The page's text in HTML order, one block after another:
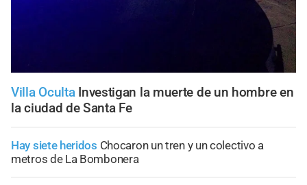
Villa Oculta Investigan la muerte de un hombre en
la ciudad de Santa Fe
Hay siete heridos Chocaron un tren y un colectivo a
metros de La Bombonera